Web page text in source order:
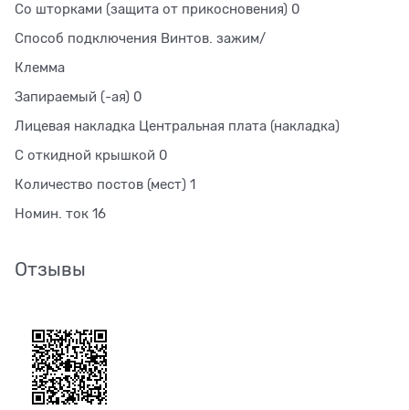
Со шторками (защита от прикосновения) 0
Способ подключения Винтов. зажим/
Клемма
Запираемый (-ая) 0
Лицевая накладка Центральная плата (накладка)
С откидной крышкой 0
Количество постов (мест) 1
Номин. ток 16
Отзывы